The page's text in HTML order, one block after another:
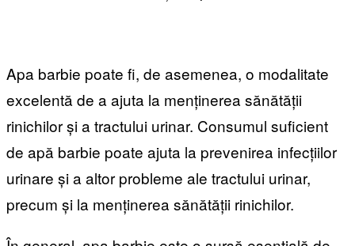
Apa barbie poate fi, de asemenea, o modalitate
excelentă de a ajuta la menținerea sănătății
rinichilor și a tractului urinar. Consumul suficient
de apă barbie poate ajuta la prevenirea infecțiilor
urinare și a altor probleme ale tractului urinar,
precum și la menținerea sănătății rinichilor.